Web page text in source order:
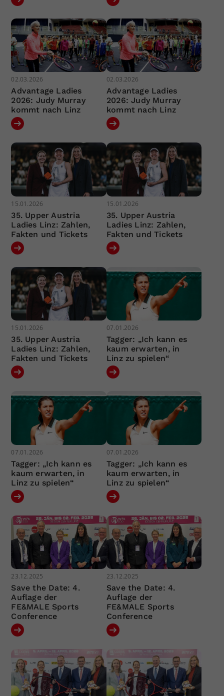
02.03.2026
Advantage Ladies
2026: Judy Murray
kommt nach Linz
02.03.2026
Advantage Ladies
2026: Judy Murray
kommt nach Linz
15.01.2026
35. Upper Austria
Ladies Linz: Zahlen,
Fakten und Tickets
15.01.2026
35. Upper Austria
Ladies Linz: Zahlen,
Fakten und Tickets
15.01.2026
35. Upper Austria
Ladies Linz: Zahlen,
Fakten und Tickets
07.01.2026
Tagger: „Ich kann es
kaum erwarten, in
Linz zu spielen“
07.01.2026
Tagger: „Ich kann es
kaum erwarten, in
Linz zu spielen“
07.01.2026
Tagger: „Ich kann es
kaum erwarten, in
Linz zu spielen“
23.12.2025
Save the Date: 4.
Auflage der
FE&MALE Sports
Conference
23.12.2025
Save the Date: 4.
Auflage der
FE&MALE Sports
Conference